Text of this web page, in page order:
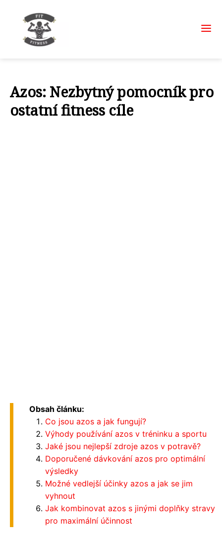
Azos: Nezbytný pomocník pro
ostatní fitness cíle
Obsah článku:
Co jsou azos a jak fungují?
Výhody používání azos v tréninku a sportu
Jaké jsou nejlepší zdroje azos v potravě?
Doporučené dávkování azos pro optimální
výsledky
Možné vedlejší účinky azos a jak se jim
vyhnout
Jak kombinovat azos s jinými doplňky stravy
pro maximální účinnost